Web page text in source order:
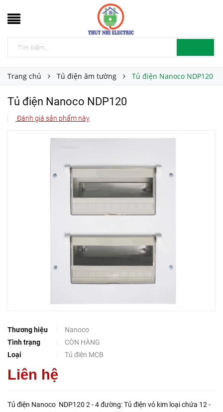
Trang chủ Tủ điện âm tường Tủ điện Nanoco NDP120
Tủ điện Nanoco NDP120
Đánh giá sản phẩm này
Thương hiệu
Nanoco
Tình trạng
CÒN HÀNG
Loại
Tủ điện MCB
Liên hệ
Tủ điện Nanoco NDP120 2 - 4 đường: Tủ điện vỏ kim loại chứa 12 -